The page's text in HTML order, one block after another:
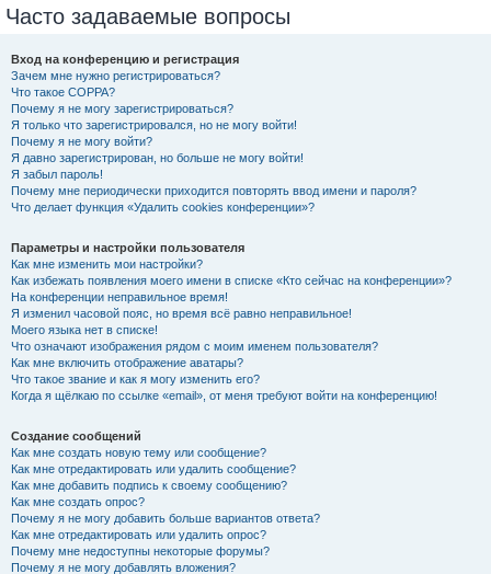
Часто задаваемые вопросы
Вход на конференцию и регистрация
Зачем мне нужно регистрироваться?
Что такое COPPA?
Почему я не могу зарегистрироваться?
Я только что зарегистрировался, но не могу войти!
Почему я не могу войти?
Я давно зарегистрирован, но больше не могу войти!
Я забыл пароль!
Почему мне периодически приходится повторять ввод имени и пароля?
Что делает функция «Удалить cookies конференции»?
Параметры и настройки пользователя
Как мне изменить мои настройки?
Как избежать появления моего имени в списке «Кто сейчас на конференции»?
На конференции неправильное время!
Я изменил часовой пояс, но время всё равно неправильное!
Моего языка нет в списке!
Что означают изображения рядом с моим именем пользователя?
Как мне включить отображение аватары?
Что такое звание и как я могу изменить его?
Когда я щёлкаю по ссылке «email», от меня требуют войти на конференцию!
Создание сообщений
Как мне создать новую тему или сообщение?
Как мне отредактировать или удалить сообщение?
Как мне добавить подпись к своему сообщению?
Как мне создать опрос?
Почему я не могу добавить больше вариантов ответа?
Как мне отредактировать или удалить опрос?
Почему мне недоступны некоторые форумы?
Почему я не могу добавлять вложения?